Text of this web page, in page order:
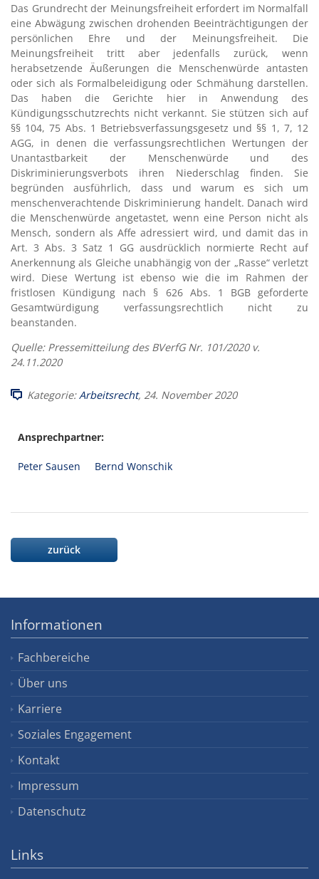
Das Grundrecht der Meinungsfreiheit erfordert im Normalfall
eine Abwägung zwischen drohenden Beeinträchtigungen der
persönlichen Ehre und der Meinungsfreiheit. Die
Meinungsfreiheit tritt aber jedenfalls zurück, wenn
herabsetzende Äußerungen die Menschenwürde antasten
oder sich als Formalbeleidigung oder Schmähung darstellen.
Das haben die Gerichte hier in Anwendung des
Kündigungsschutzrechts nicht verkannt. Sie stützen sich auf
§§ 104, 75 Abs. 1 Betriebsverfassungsgesetz und §§ 1, 7, 12
AGG, in denen die verfassungsrechtlichen Wertungen der
Unantastbarkeit der Menschenwürde und des
Diskriminierungsverbots ihren Niederschlag finden. Sie
begründen ausführlich, dass und warum es sich um
menschenverachtende Diskriminierung handelt. Danach wird
die Menschenwürde angetastet, wenn eine Person nicht als
Mensch, sondern als Affe adressiert wird, und damit das in
Art. 3 Abs. 3 Satz 1 GG ausdrücklich normierte Recht auf
Anerkennung als Gleiche unabhängig von der „Rasse“ verletzt
wird. Diese Wertung ist ebenso wie die im Rahmen der
fristlosen Kündigung nach § 626 Abs. 1 BGB geforderte
Gesamtwürdigung verfassungsrechtlich nicht zu
beanstanden.
Quelle: Pressemitteilung des BVerfG Nr. 101/2020 v.
24.11.2020
Kategorie:Arbeitsrecht, 24. November 2020
Ansprechpartner:
Peter Sausen Bernd Wonschik
zurück
Informationen
Fachbereiche
Über uns
Karriere
Soziales Engagement
Kontakt
Impressum
Datenschutz
Links